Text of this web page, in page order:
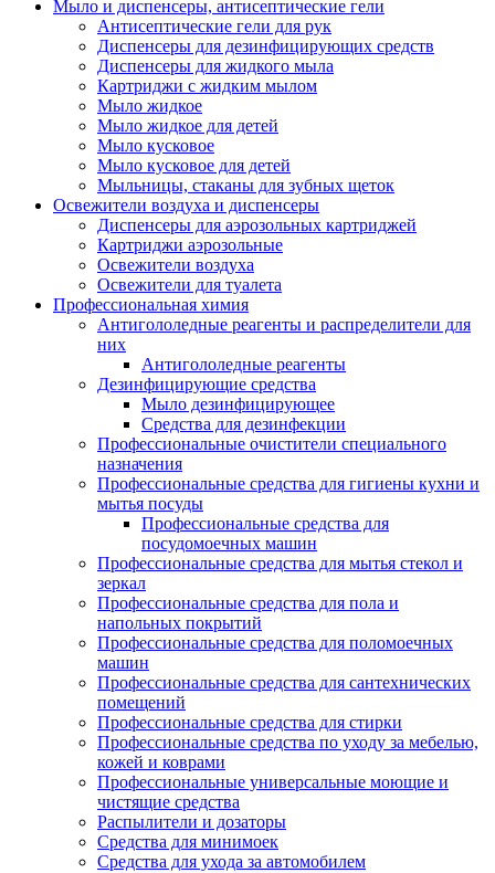
Мыло и диспенсеры, антисептические гели
Антисептические гели для рук
Диспенсеры для дезинфицирующих средств
Диспенсеры для жидкого мыла
Картриджи с жидким мылом
Мыло жидкое
Мыло жидкое для детей
Мыло кусковое
Мыло кусковое для детей
Мыльницы, стаканы для зубных щеток
Освежители воздуха и диспенсеры
Диспенсеры для аэрозольных картриджей
Картриджи аэрозольные
Освежители воздуха
Освежители для туалета
Профессиональная химия
Антигололедные реагенты и распределители для
них
Антигололедные реагенты
Дезинфицирующие средства
Мыло дезинфицирующее
Средства для дезинфекции
Профессиональные очистители специального
назначения
Профессиональные средства для гигиены кухни и
мытья посуды
Профессиональные средства для
посудомоечных машин
Профессиональные средства для мытья стекол и
зеркал
Профессиональные средства для пола и
напольных покрытий
Профессиональные средства для поломоечных
машин
Профессиональные средства для сантехнических
помещений
Профессиональные средства для стирки
Профессиональные средства по уходу за мебелью,
кожей и коврами
Профессиональные универсальные моющие и
чистящие средства
Распылители и дозаторы
Средства для минимоек
Средства для ухода за автомобилем